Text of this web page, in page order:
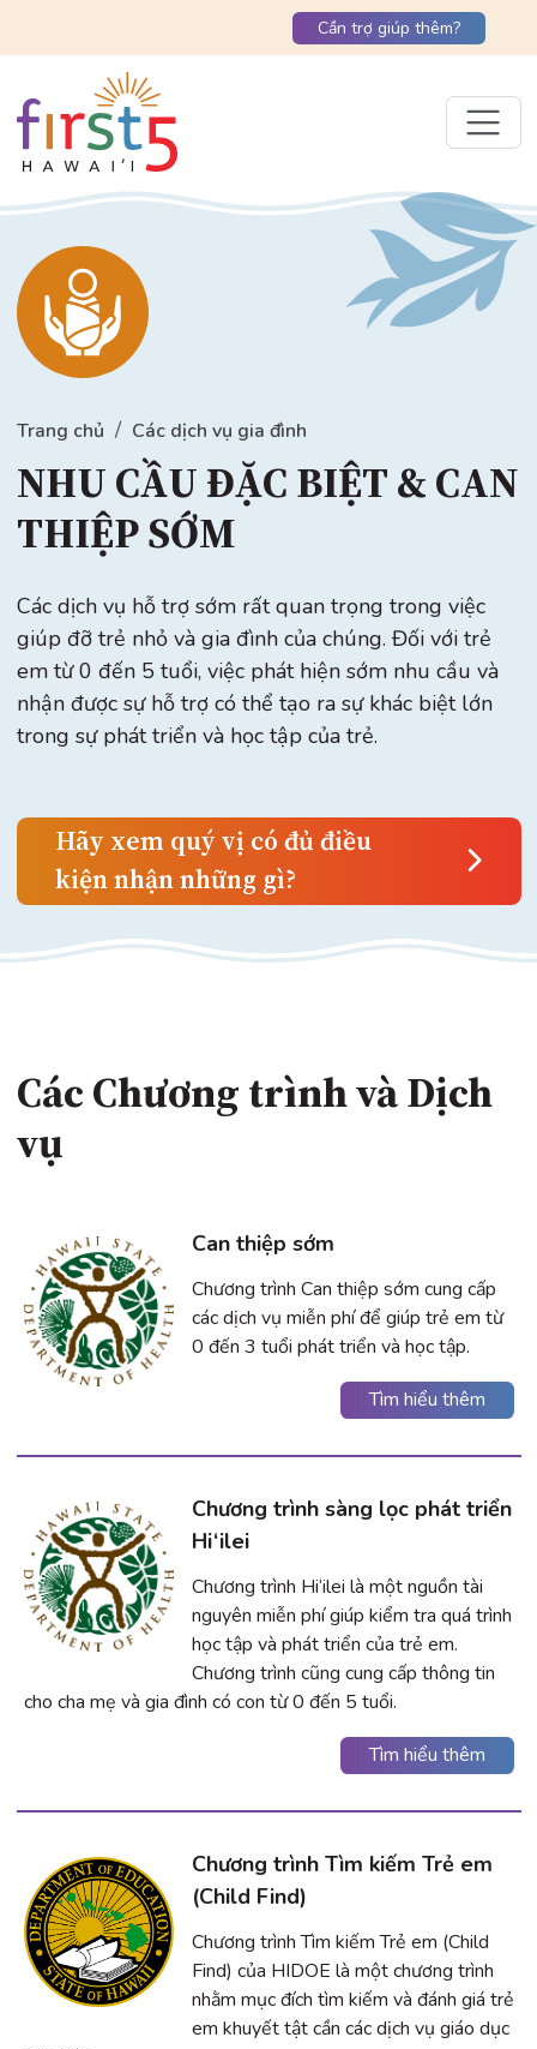
Cần trợ giúp thêm?
Trang chủ Các dịch vụ gia đình
NHU CẦU ĐẶC BIỆT & CAN
THIỆP SỚM
Các dịch vụ hỗ trợ sớm rất quan trọng trong việc
giúp đỡ trẻ nhỏ và gia đình của chúng. Đối với trẻ
em từ 0 đến 5 tuổi, việc phát hiện sớm nhu cầu và
nhận được sự hỗ trợ có thể tạo ra sự khác biệt lớn
trong sự phát triển và học tập của trẻ.
Hãy xem quý vị có đủ điều
kiện nhận những gì?
Các Chương trình và Dịch
vụ
Can thiệp sớm
Tìm hiểu thêm
Chương trình Can thiệp sớm cung cấp
các dịch vụ miễn phí để giúp trẻ em từ
0 đến 3 tuổi phát triển và học tập.
Chương trình sàng lọc phát triển
Hi‘ilei
Tìm hiểu thêm
Chương trình Hi‘ilei là một nguồn tài
nguyên miễn phí giúp kiểm tra quá trình
học tập và phát triển của trẻ em.
Chương trình cũng cung cấp thông tin
cho cha mẹ và gia đình có con từ 0 đến 5 tuổi.
Chương trình Tìm kiếm Trẻ em
(Child Find)
Chương trình Tìm kiếm Trẻ em (Child
Find) của HIDOE là một chương trình
nhằm mục đích tìm kiếm và đánh giá trẻ
em khuyết tật cần các dịch vụ giáo dục